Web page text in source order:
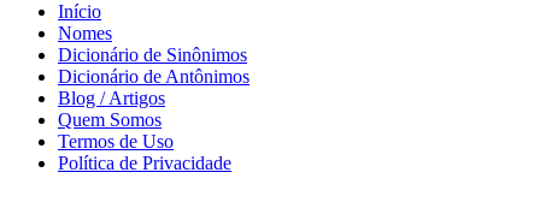
Início
Nomes
Dicionário de Sinônimos
Dicionário de Antônimos
Blog / Artigos
Quem Somos
Termos de Uso
Política de Privacidade